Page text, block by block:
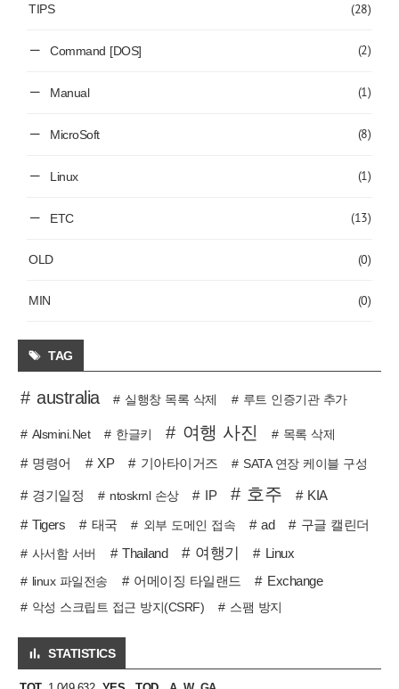
TIPS (28)
Command [DOS] (2)
Manual (1)
MicroSoft (8)
Linux (1)
ETC (13)
OLD (0)
MIN (0)
TAG
australia 실행창 목록 삭제 루트 인증기관 추가
Alsmini.Net 한글키 여행 사진 목록 삭제
명령어 XP 기아타이거즈 SATA 연장 케이블 구성
경기일정 ntoskrnl 손상 IP 호주
KIA
Tigers
태국 외부 도메인 접속 ad 구글 캘린더
사서함 서버 Thailand 여행기 Linux
linux 파일전송 어메이징 타일랜드 Exchange
악성 스크립트 접근 방지(CSRF) 스팸 방지
STATISTICS